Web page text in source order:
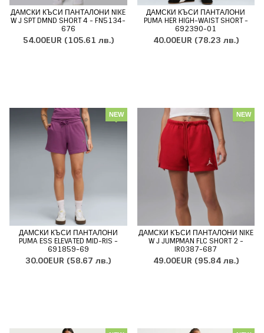
ДАМСКИ КЪСИ ПАНТАЛОНИ NIKE
W J SPT DMND SHORT 4 - FN5134-
676
54.00EUR (105.61 лв.)
ДАМСКИ КЪСИ ПАНТАЛОНИ
PUMA HER HIGH-WAIST SHORT -
692390-01
40.00EUR (78.23 лв.)
NEW
ДАМСКИ КЪСИ ПАНТАЛОНИ
PUMA ESS ELEVATED MID-RIS -
691859-69
30.00EUR (58.67 лв.)
NEW
ДАМСКИ КЪСИ ПАНТАЛОНИ NIKE
W J JUMPMAN FLC SHORT 2 -
IR0387-687
49.00EUR (95.84 лв.)